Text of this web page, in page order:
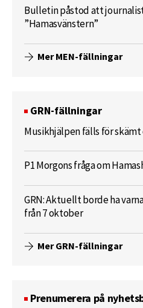
Bulletin påstod att
”Hamasvänstern”
Mer MEN-fällningar
GRN-fällningar
Musikhjälpen fälls för
P1 Morgons fråga om
GRN: Aktuellt borde ha
från 7 oktober
Mer GRN-fällningar
Prenumerera på